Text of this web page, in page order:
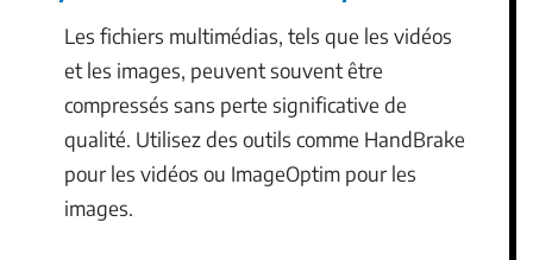
Les fichiers multimédias, tels que les vidéos
et les images, peuvent souvent être
compressés sans perte significative de
qualité. Utilisez des outils comme HandBrake
pour les vidéos ou ImageOptim pour les
images.